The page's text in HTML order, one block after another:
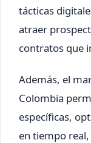
tácticas
atraer
contratos que
Además, el
Colombia
específicas,
en tiempo